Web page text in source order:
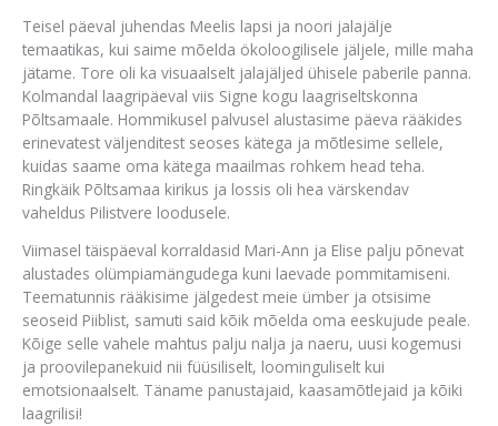
Teisel päeval juhendas Meelis lapsi ja noori jalajälje
temaatikas, kui saime mõelda ökoloogilisele jäljele, mille maha
jätame. Tore oli ka visuaalselt jalajäljed ühisele paberile panna.
Kolmandal laagripäeval viis Signe kogu laagriseltskonna
Põltsamaale. Hommikusel palvusel alustasime päeva rääkides
erinevatest väljenditest seoses kätega ja mõtlesime sellele,
kuidas saame oma kätega maailmas rohkem head teha.
Ringkäik Põltsamaa kirikus ja lossis oli hea värskendav
vaheldus Pilistvere loodusele.
Viimasel täispäeval korraldasid Mari-Ann ja Elise palju põnevat
alustades olümpiamängudega kuni laevade pommitamiseni.
Teematunnis rääkisime jälgedest meie ümber ja otsisime
seoseid Piiblist, samuti said kõik mõelda oma eeskujude peale.
Kõige selle vahele mahtus palju nalja ja naeru, uusi kogemusi
ja proovilepanekuid nii füüsiliselt, loominguliselt kui
emotsionaalselt. Täname panustajaid, kaasamõtlejaid ja kõiki
laagrilisi!